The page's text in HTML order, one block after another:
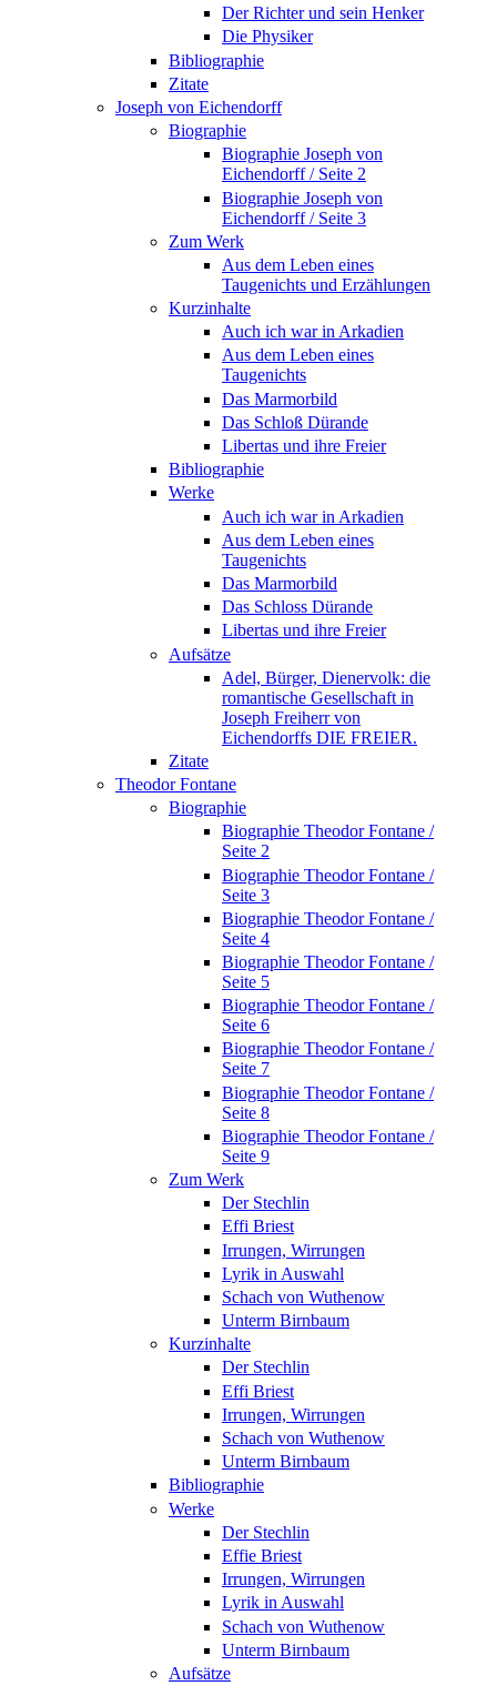
Der Richter und sein Henker
Die Physiker
Bibliographie
Zitate
Joseph von Eichendorff
Biographie
Biographie Joseph von
Eichendorff / Seite 2
Biographie Joseph von
Eichendorff / Seite 3
Zum Werk
Aus dem Leben eines
Taugenichts und Erzählungen
Kurzinhalte
Auch ich war in Arkadien
Aus dem Leben eines
Taugenichts
Das Marmorbild
Das Schloß Dürande
Libertas und ihre Freier
Bibliographie
Werke
Auch ich war in Arkadien
Aus dem Leben eines
Taugenichts
Das Marmorbild
Das Schloss Dürande
Libertas und ihre Freier
Aufsätze
Adel, Bürger, Dienervolk: die
romantische Gesellschaft in
Joseph Freiherr von
Eichendorffs DIE FREIER.
Zitate
Theodor Fontane
Biographie
Biographie Theodor Fontane /
Seite 2
Biographie Theodor Fontane /
Seite 3
Biographie Theodor Fontane /
Seite 4
Biographie Theodor Fontane /
Seite 5
Biographie Theodor Fontane /
Seite 6
Biographie Theodor Fontane /
Seite 7
Biographie Theodor Fontane /
Seite 8
Biographie Theodor Fontane /
Seite 9
Zum Werk
Der Stechlin
Effi Briest
Irrungen, Wirrungen
Lyrik in Auswahl
Schach von Wuthenow
Unterm Birnbaum
Kurzinhalte
Der Stechlin
Effi Briest
Irrungen, Wirrungen
Schach von Wuthenow
Unterm Birnbaum
Bibliographie
Werke
Der Stechlin
Effie Briest
Irrungen, Wirrungen
Lyrik in Auswahl
Schach von Wuthenow
Unterm Birnbaum
Aufsätze